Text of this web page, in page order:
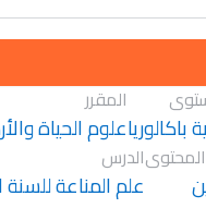
باكالوريا
المقرر
علوم الحياة
الدرس
علم المناعة للسنة